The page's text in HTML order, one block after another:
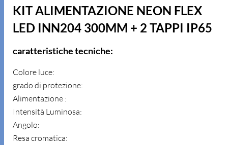
KIT ALIMENTAZIONE NEON FLEX
LED INN204 300MM + 2 TAPPI IP65
caratteristiche tecniche:
Colore luce:
grado di protezione:
Alimentazione :
Intensità Luminosa:
Angolo:
Resa cromatica: